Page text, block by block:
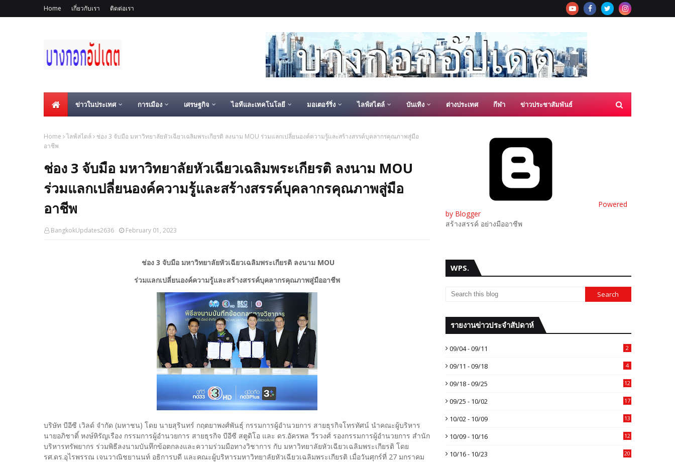
Home เกี่ยวกับเรา ติดต่อเรา
ข่าวในประเทศ การเมือง เศรษฐกิจ ไอทีและเทคโนโลยี มอเตอร์ริ่ง ไลฟ์สไตล์ บันเทิง ต่างประเทศ กีฬา ข่าวประชาสัมพันธ์
Home ไลฟ์สไตล์
ช่อง 3 จับมือ มหาวิทยาลัยหัวเฉียวเฉลิมพระเกียรติ ลงนาม MOU ร่วมแลกเปลี่ยนองค์ความรู้และสร้างสรรค์บุคลากรคุณภาพสู่มือ
อาชีพ
ช่อง 3 จับมือ มหาวิทยาลัยหัวเฉียวเฉลิมพระเกียรติ ลงนาม MOU
ร่วมแลกเปลี่ยนองค์ความรู้และสร้างสรรค์บุคลากรคุณภาพสู่มือ
อาชีพ
BangkokUpdates2636 February 01, 2023
ช่อง 3 จับมือ มหาวิทยาลัยหัวเฉียวเฉลิมพระเกียรติ ลงนาม MOU
ร่วมแลกเปลี่ยนองค์ความรู้และสร้างสรรค์บุคลากรคุณภาพสู่มืออาชีพ
บริษัท บีอีซี เวิลด์ จำกัด (มหาชน) โดย นายสุรินทร์ กฤตยาพงศ์พันธุ์ กรรมการผู้อำนวยการ สายธุรกิจโทรทัศน์ นำคณะผู้บริหาร
นายอภิชาติ์ หงษ์หิรัญเรือง กรรมการผู้อำนวยการ สายธุรกิจ บีอีซี สตูดิโอ และ ดร.อัครพล วีรวงศ์ รองกรรมการผู้อำนวยการ สำนัก
บริหารทรัพยากร ร่วมพิธีลงนามบันทึกข้อตกลงและความร่วมมือทางวิชาการ กับ มหาวิทยาลัยหัวเฉียวเฉลิมพระเกียรติ โดย
รศ.ดร.อุไรพรรณ เจนวาณิชยานนท์ อธิการบดี และคณะผู้บริหารมหาวิทยาลัยหัวเฉียวเฉลิมพระเกียรติ เมื่อวันศุกร์ที่ 27 มกราคม
Powered
by Blogger
สร้างสรรค์ อย่างมืออาชีพ
WPS.
รายงานข่าวประจำสัปดาห์
09/04 - 09/11 2
09/11 - 09/18 4
09/18 - 09/25 12
09/25 - 10/02 17
10/02 - 10/09 13
10/09 - 10/16 12
10/16 - 10/23 20